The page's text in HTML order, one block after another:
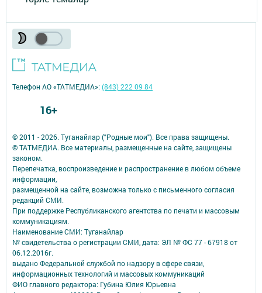
© 2011 - 2026. Туганайлар ("Родные мои"). Все права защищены.
© ТАТМЕДИА. Все материалы, размещенные на сайте, защищены
законом.
Перепечатка, воспроизведение и распространение в любом объеме
информации,
размещенной на сайте, возможна только с письменного согласия
редакций СМИ.
При поддержке Республиканского агентства по печати и массовым
коммуникациям.
Наименование СМИ: Туганайлар
№ свидетельства о регистрации СМИ, дата: ЭЛ № ФС 77 - 67918 от
06.12.2016г.
выдано Федеральной службой по надзору в сфере связи,
информационных технологий и массовых коммуникаций
ФИО главного редактора: Губина Юлия Юрьевна
Телефон АО «ТАТМЕДИА»:(843) 222 09 84
16+